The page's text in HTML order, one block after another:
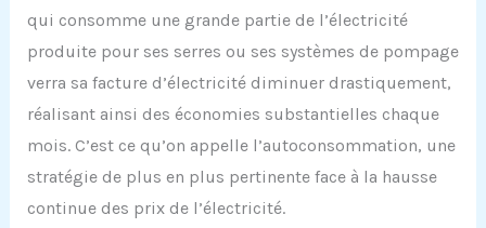
qui consomme une grande partie de l’électricité
produite pour ses serres ou ses systèmes de pompage
verra sa facture d’électricité diminuer drastiquement,
réalisant ainsi des économies substantielles chaque
mois. C’est ce qu’on appelle l’autoconsommation, une
stratégie de plus en plus pertinente face à la hausse
continue des prix de l’électricité.